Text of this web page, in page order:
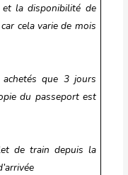
et la disponibilité de
cela varie de mois
que 3 jours
du passeport est
de train depuis la